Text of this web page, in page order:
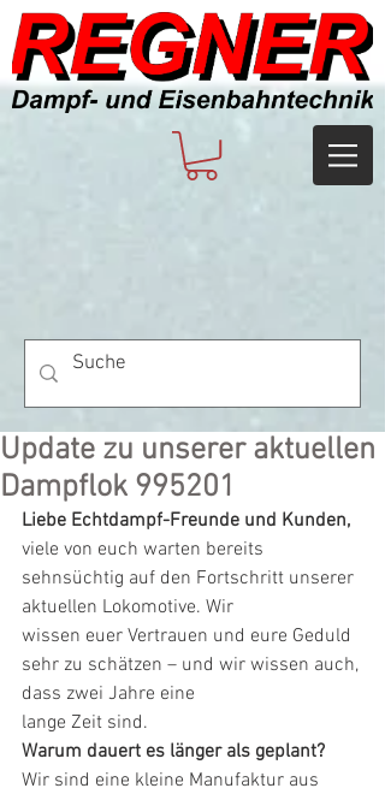
Update zu unserer aktuellen
Dampflok 995201
Liebe Echtdampf-Freunde und Kunden,
viele von euch warten bereits
sehnsüchtig auf den Fortschritt unserer
aktuellen Lokomotive. Wir
wissen euer Vertrauen und eure Geduld
sehr zu schätzen – und wir wissen auch,
dass zwei Jahre eine
lange Zeit sind.
Warum dauert es länger als geplant?
Wir sind eine kleine Manufaktur aus